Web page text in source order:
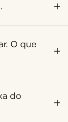
O que
do